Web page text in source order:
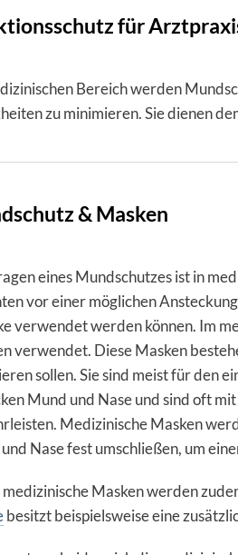
für
Bereich werden
zu minimieren. Sie dienen
& Masken
eines Mundschutzes ist in
vor einer möglichen
verwendet werden können. Im
verwendet. Diese Masken
sollen. Sie sind meist für den
Mund und Nase und sind oft
Medizinische Masken
Nase fest umschließen, um
medizinische Masken werden
besitzt beispielsweise eine